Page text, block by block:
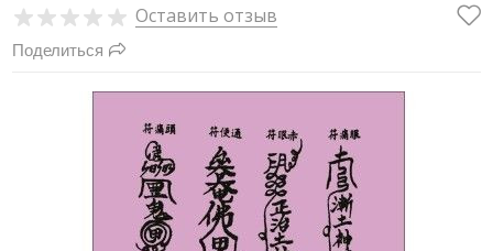
Оставить отзыв
Поделиться